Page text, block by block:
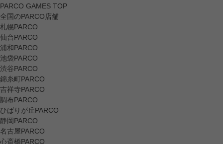
PARCO GAMES TOP
全国のPARCO店舗
札幌PARCO
仙台PARCO
浦和PARCO
池袋PARCO
渋谷PARCO
錦糸町PARCO
吉祥寺PARCO
調布PARCO
ひばりが丘PARCO
静岡PARCO
名古屋PARCO
心斎橋PARCO